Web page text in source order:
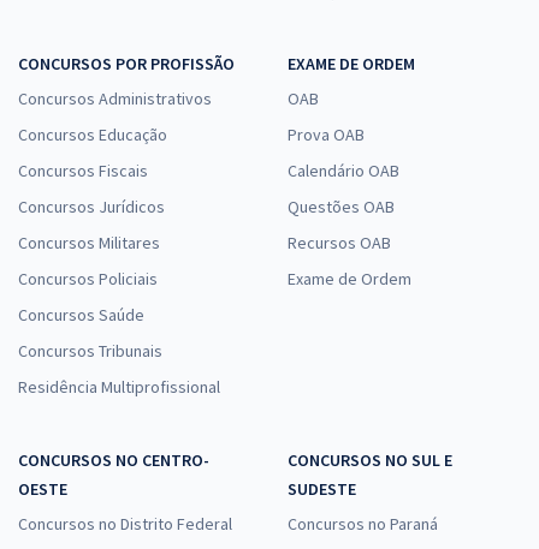
CONCURSOS POR PROFISSÃO
Concursos Administrativos
Concursos Educação
Concursos Fiscais
Concursos Jurídicos
Concursos Militares
Concursos Policiais
Concursos Saúde
Concursos Tribunais
Residência Multiprofissional
EXAME DE ORDEM
OAB
Prova OAB
Calendário OAB
Questões OAB
Recursos OAB
Exame de Ordem
CONCURSOS NO CENTRO-
OESTE
Concursos no Distrito Federal
CONCURSOS NO SUL E
SUDESTE
Concursos no Paraná